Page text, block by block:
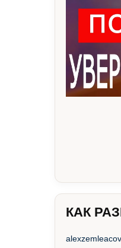
СЕБЕ
КАК
alexzemleacov